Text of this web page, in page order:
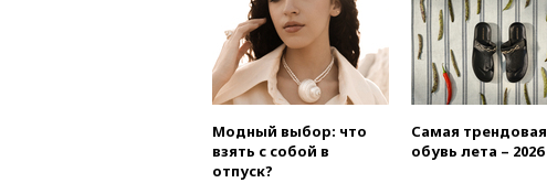
Модный выбор: что
взять с собой в
отпуск?
Самая трендовая
обувь лета – 2026